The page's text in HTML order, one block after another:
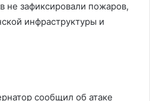
не зафиксировали пожаров,
инфраструктуры и
сообщил об атаке